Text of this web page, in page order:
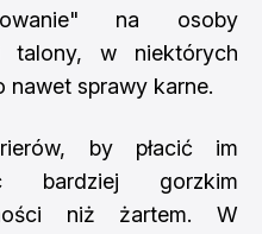
na osoby
talony, w niektórych
nawet sprawy karne.
by płacić im
bardziej gorzkim
niż żartem. W